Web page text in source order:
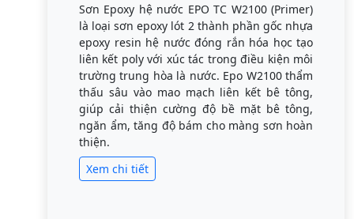
Sơn Epoxy hệ nước EPO TC W2100 (Primer)
là loại sơn epoxy lót 2 thành phần gốc nhựa
epoxy resin hệ nước đóng rắn hóa học tạo
liên kết poly với xúc tác trong điều kiện môi
trường trung hòa là nước. Epo W2100 thẩm
thấu sâu vào mao mạch liên kết bê tông,
giúp cải thiện cường độ bề mặt bê tông,
ngăn ẩm, tăng độ bám cho màng sơn hoàn
thiện.
Xem chi tiết